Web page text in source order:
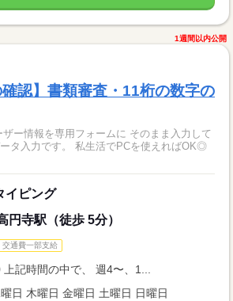
1週間以内公開
確認】書類審査・11桁の数字の
タ入力です。 私生活でPCを使えればOK◎
イピング
円寺駅（徒歩 5分）
交通費一部支給
記時間の中で、 週4〜、1...
日 木曜日 金曜日 土曜日 日曜日